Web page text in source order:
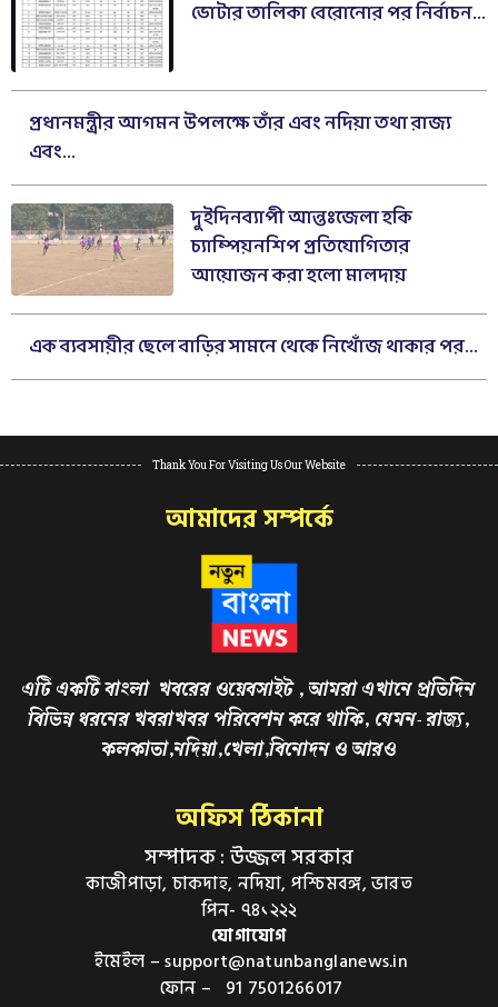
ভোটার তালিকা বেরোনোর পর নির্বাচন...
প্রধানমন্ত্রীর আগমন উপলক্ষে তাঁর এবং নদিয়া তথা রাজ্য
এবং...
দুইদিনব্যাপী আন্তঃজেলা হকি
চ্যাম্পিয়নশিপ প্রতিযোগিতার
আয়োজন করা হলো মালদায়
এক ব্যবসায়ীর ছেলে বাড়ির সামনে থেকে নিখোঁজ থাকার পর...
Thank You For Visiting Us Our Website
আমাদের সম্পর্কে
এটি একটি বাংলা খবরের ওয়েবসাইট , আমরা এখানে প্রতিদিন
বিভিন্ন ধরনের খবরাখবর পরিবেশন করে থাকি, যেমন- রাজ্য,
কলকাতা,নদিয়া,খেলা,বিনোদন ও আরও
অফিস ঠিকানা
সম্পাদক : উজ্জল সরকার
কাজীপাড়া, চাকদাহ, নদিয়া, পশ্চিমবঙ্গ, ভারত
পিন- ৭৪১২২২
যোগাযোগ
ইমেইল – support@natunbanglanews.in
ফোন – 91 7501266017